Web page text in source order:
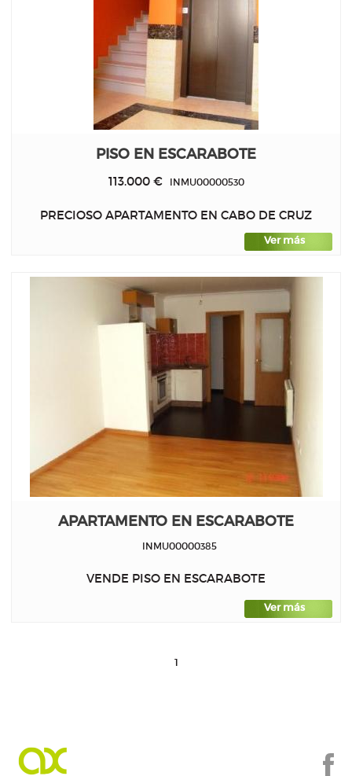
PISO EN ESCARABOTE
113.000 €INMU00000530
PRECIOSO APARTAMENTO EN CABO DE CRUZ
Ver más
APARTAMENTO EN ESCARABOTE
INMU00000385
VENDE PISO EN ESCARABOTE
Ver más
1